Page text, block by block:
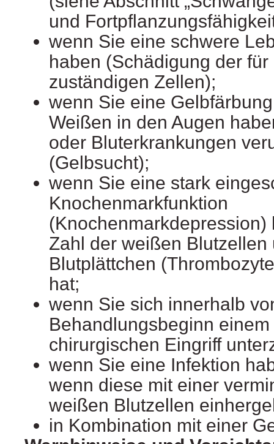
und
wenn Sie eine schwere
haben (Schädigung der
zuständigen Zellen);
wenn Sie eine
Weißen in den Augen
oder Bluterkrankungen
(Gelbsucht);
wenn Sie eine stark
Knochenmarkfunktion
Zahl der weißen Blutzellen
Blutplättchen
hat;
wenn Sie sich innerhalb
Behandlungsbeginn
chirurgischen Eingriff
wenn Sie eine Infektion
wenn diese mit einer
weißen Blutzellen
in Kombination mit einer